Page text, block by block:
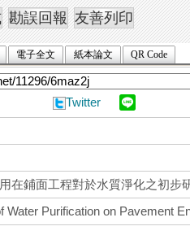
電子全文 紙本論文 QR Code
Twitter
在鋪面工程對於水質淨化之初步
Water Purification on Pavement